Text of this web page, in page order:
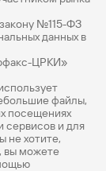
(архивная)
№115-ФЗ
данных в
ЦРКИ»
файлы,
посещениях
сервисов и для
не хотите,
вы можете